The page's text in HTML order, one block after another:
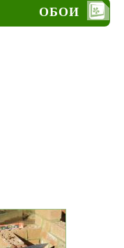
ОБОИ